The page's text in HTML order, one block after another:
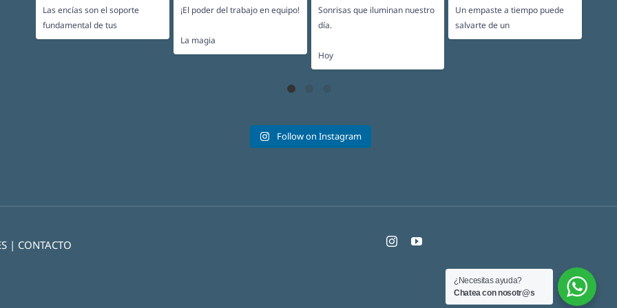
Las encías son el soporte
fundamental de tus
¡El poder del trabajo en equipo!
La magia
Sonrisas que iluminan nuestro
día.
Hoy
Un empaste a tiempo puede
salvarte de un
Follow on Instagram
| CONTACTO
¿Necesitas ayuda?
Chatea con nosotr@s